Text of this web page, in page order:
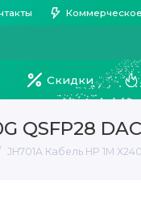
Скидки
QSFP28
JH701A Кабель HP 1M